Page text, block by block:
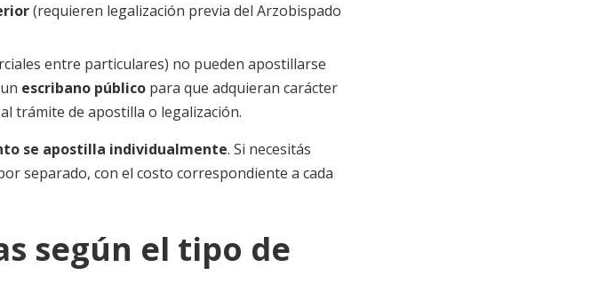
(requieren legalización previa del Arzobispado
entre particulares) no pueden apostillarse
escribano públicopara que adquieran carácter
trámite de apostilla o legalización.
se apostilla individualmente. Si necesitás
separado, con el costo correspondiente a cada
según el tipo de